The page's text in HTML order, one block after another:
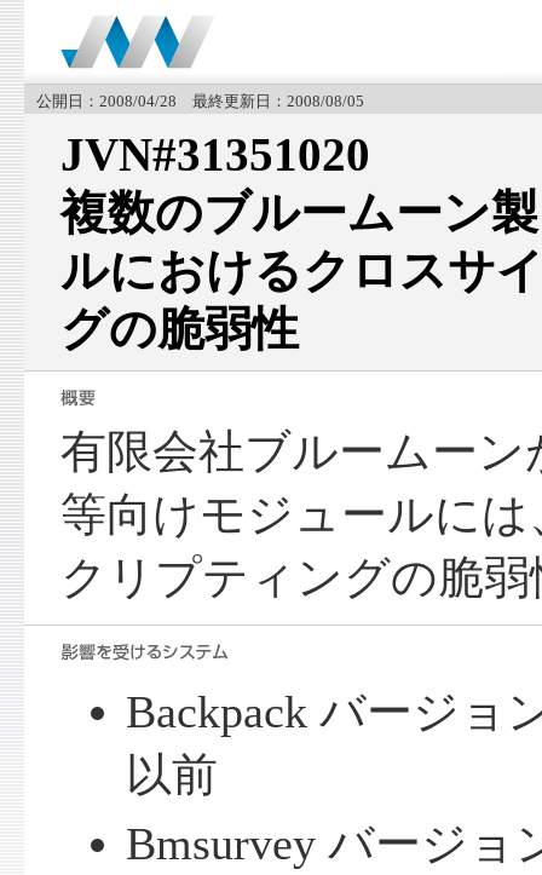
公開日：2008/04/28 最終更新日：2008/08/05
JVN#31351020
複数のブルームーン
ルにおけるクロスサ
グの脆弱性
有限会社ブルームーン
等向けモジュールに
クリプティングの脆
Backpack バージョ
以前
Bmsurvey バージョ